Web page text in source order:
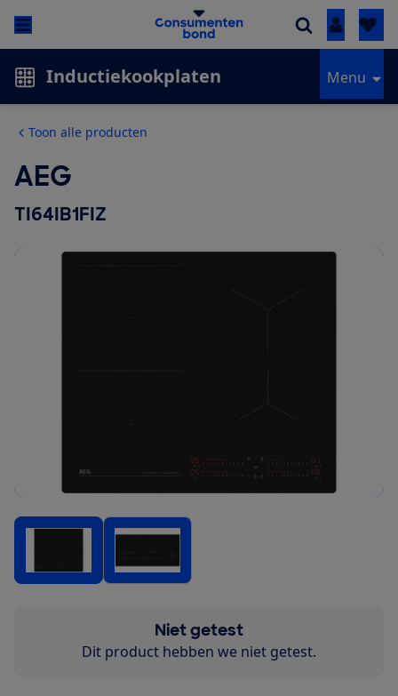
Inloggen
Inductiekookplaten Menu
Toon alle producten
AEG
TI64IB1FIZ
Niet getest
Dit product hebben we niet getest.